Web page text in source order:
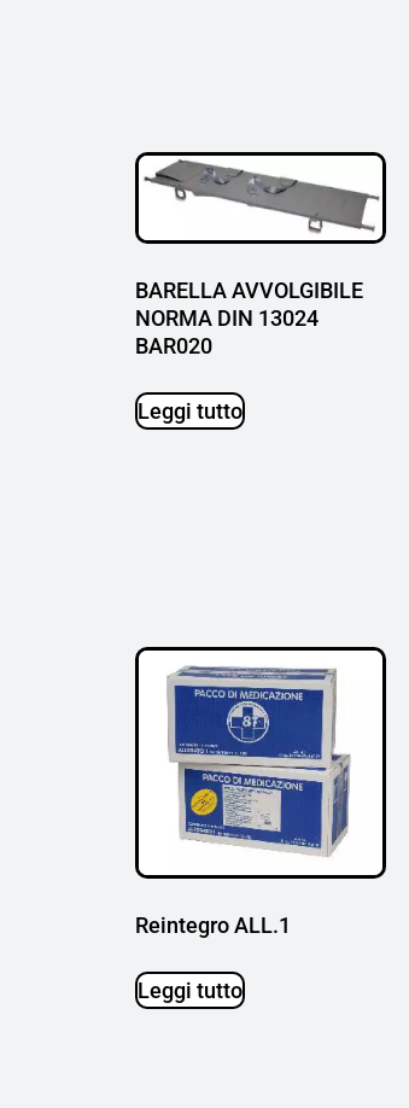
BARELLA AVVOLGIBILE
NORMA DIN 13024
BAR020
Leggi tutto
Reintegro ALL.1
Leggi tutto